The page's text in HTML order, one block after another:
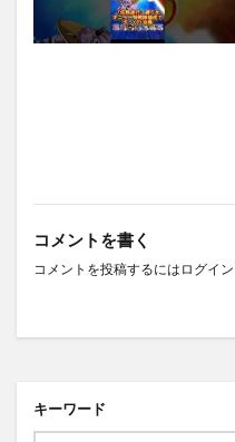
コメントを書く
コメントを投稿するには ログイン
キーワード